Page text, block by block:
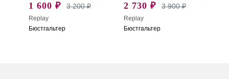
1 600 ₽ 3 200 ₽
Replay
Бюстгальтер
2 730 ₽ 3 900 ₽
Replay
Бюстгальтер